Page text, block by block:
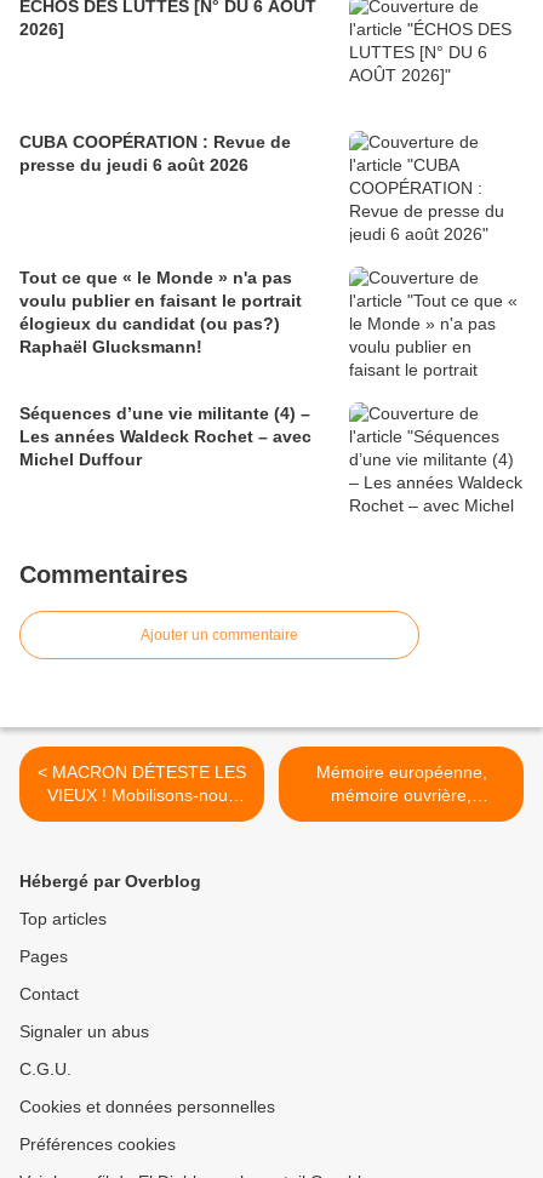
ÉCHOS DES LUTTES [N° DU 6 AOÛT
2026]
CUBA COOPÉRATION : Revue de
presse du jeudi 6 août 2026
Tout ce que « le Monde » n'a pas
voulu publier en faisant le portrait
élogieux du candidat (ou pas?)
Raphaël Glucksmann!
Séquences d’une vie militante (4) –
Les années Waldeck Rochet – avec
Michel Duffour
Commentaires
Ajouter un commentaire
< MACRON DÉTESTE LES
VIEUX ! Mobilisons-nous
contre Macron !
Mémoire européenne,
mémoire ouvrière,
démocratique et
Hébergé par Overblog
Top articles
Pages
Contact
Signaler un abus
C.G.U.
Cookies et données personnelles
Préférences cookies